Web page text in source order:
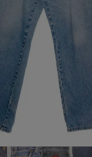
スタッフ
古着卸
商品カテゴリーから